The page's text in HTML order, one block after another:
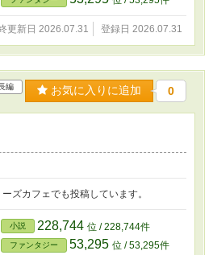
更新日 2026.07.31 登録日 2026.07.31
編 お気に入りに追加 0
ズカフェでも投稿しています。
小説 228,744 位 / 228,744件
ファンタジー 53,295 位 / 53,295件